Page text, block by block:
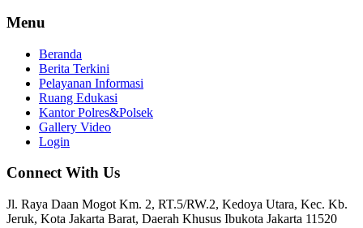
Menu
Beranda
Berita Terkini
Pelayanan Informasi
Ruang Edukasi
Kantor Polres&Polsek
Gallery Video
Login
Connect With Us
Jl. Raya Daan Mogot Km. 2, RT.5/RW.2, Kedoya Utara, Kec. Kb.
Jeruk, Kota Jakarta Barat, Daerah Khusus Ibukota Jakarta 11520